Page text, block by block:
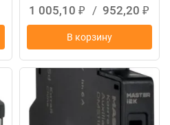
1 005,10 ₽ / 952,20 ₽
В корзину